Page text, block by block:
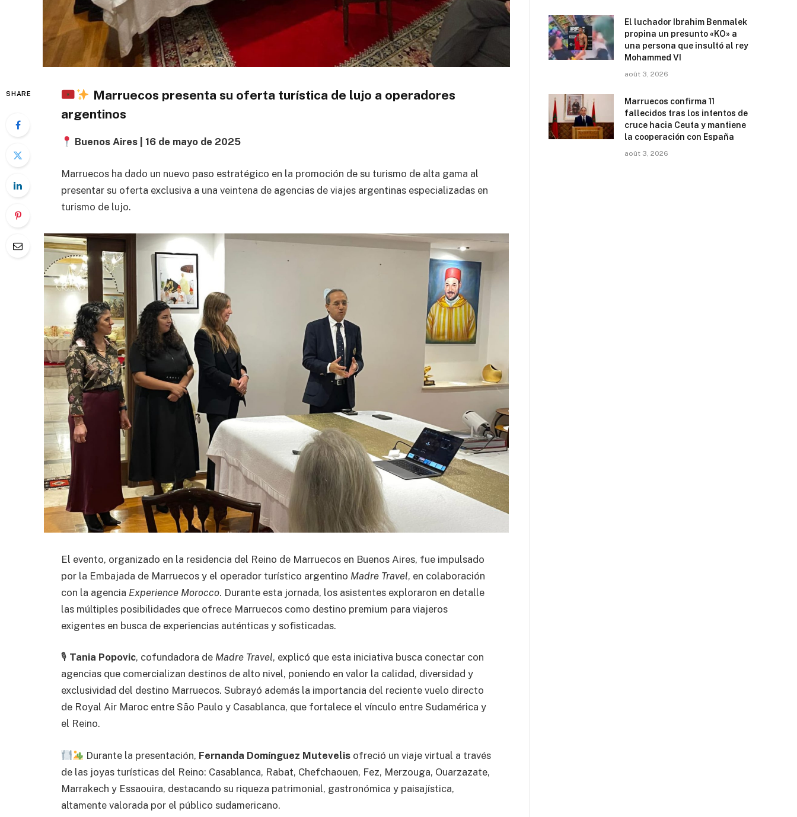
SHARE
Marruecos presenta su oferta turística de lujo a operadores
argentinos
Buenos Aires | 16 de mayo de 2025
Marruecos ha dado un nuevo paso estratégico en la promoción de su turismo de alta gama al
presentar su oferta exclusiva a una veintena de agencias de viajes argentinas especializadas en
turismo de lujo.
El evento, organizado en la residencia del Reino de Marruecos en Buenos Aires, fue impulsado
por la Embajada de Marruecos y el operador turístico argentino Madre Travel, en colaboración
con la agencia Experience Morocco. Durante esta jornada, los asistentes exploraron en detalle
las múltiples posibilidades que ofrece Marruecos como destino premium para viajeros
exigentes en busca de experiencias auténticas y sofisticadas.
🎙 Tania Popovic, cofundadora de Madre Travel, explicó que esta iniciativa busca conectar con
agencias que comercializan destinos de alto nivel, poniendo en valor la calidad, diversidad y
exclusividad del destino Marruecos. Subrayó además la importancia del reciente vuelo directo
de Royal Air Maroc entre São Paulo y Casablanca, que fortalece el vínculo entre Sudamérica y
el Reino.
Durante la presentación, Fernanda Domínguez Mutevelisofreció un viaje virtual a través
de las joyas turísticas del Reino: Casablanca, Rabat, Chefchaouen, Fez, Merzouga, Ouarzazate,
Marrakech y Essaouira, destacando su riqueza patrimonial, gastronómica y paisajística,
altamente valorada por el público sudamericano.
El luchador Ibrahim Benmalek
propina un presunto «KO» a
una persona que insultó al rey
Mohammed VI
août 3, 2026
Marruecos confirma 11
fallecidos tras los intentos de
cruce hacia Ceuta y mantiene
la cooperación con España
août 3, 2026